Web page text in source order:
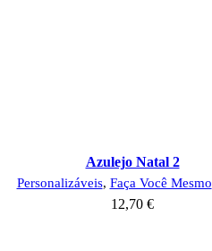
Azulejo Natal 2
Personalizáveis, Faça Você Mesmo
12,70 €